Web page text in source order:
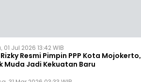
01 Jul 2026 13:42 WIB
Resmi Pimpin PPP Kota Mojokerto,
Muda Jadi Kekuatan Baru